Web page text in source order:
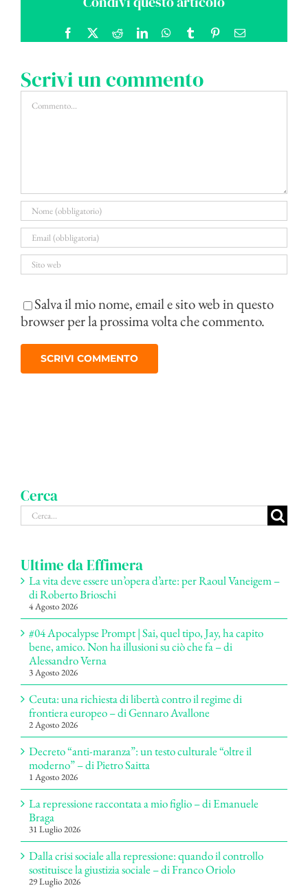
Facebook RedditLinkedInWhatsApp
Tumblr PinterestEmail
Scrivi un commento
Commento
Salva il mio nome, email e sito web in questo
browser per la prossima volta che commento.
Cerca
Cerca
per:
Ultime da Effimera
La vita deve essere un’opera d’arte: per Raoul Vaneigem –
di Roberto Brioschi
4 Agosto 2026
#04 Apocalypse Prompt | Sai, quel tipo, Jay, ha capito
bene, amico. Non ha illusioni su ciò che fa – di
Alessandro Verna
3 Agosto 2026
Ceuta: una richiesta di libertà contro il regime di
frontiera europeo – di Gennaro Avallone
2 Agosto 2026
Decreto “anti-maranza”: un testo culturale “oltre il
moderno” – di Pietro Saitta
1 Agosto 2026
La repressione raccontata a mio figlio – di Emanuele
Braga
31 Luglio 2026
Dalla crisi sociale alla repressione: quando il controllo
sostituisce la giustizia sociale – di Franco Oriolo
29 Luglio 2026